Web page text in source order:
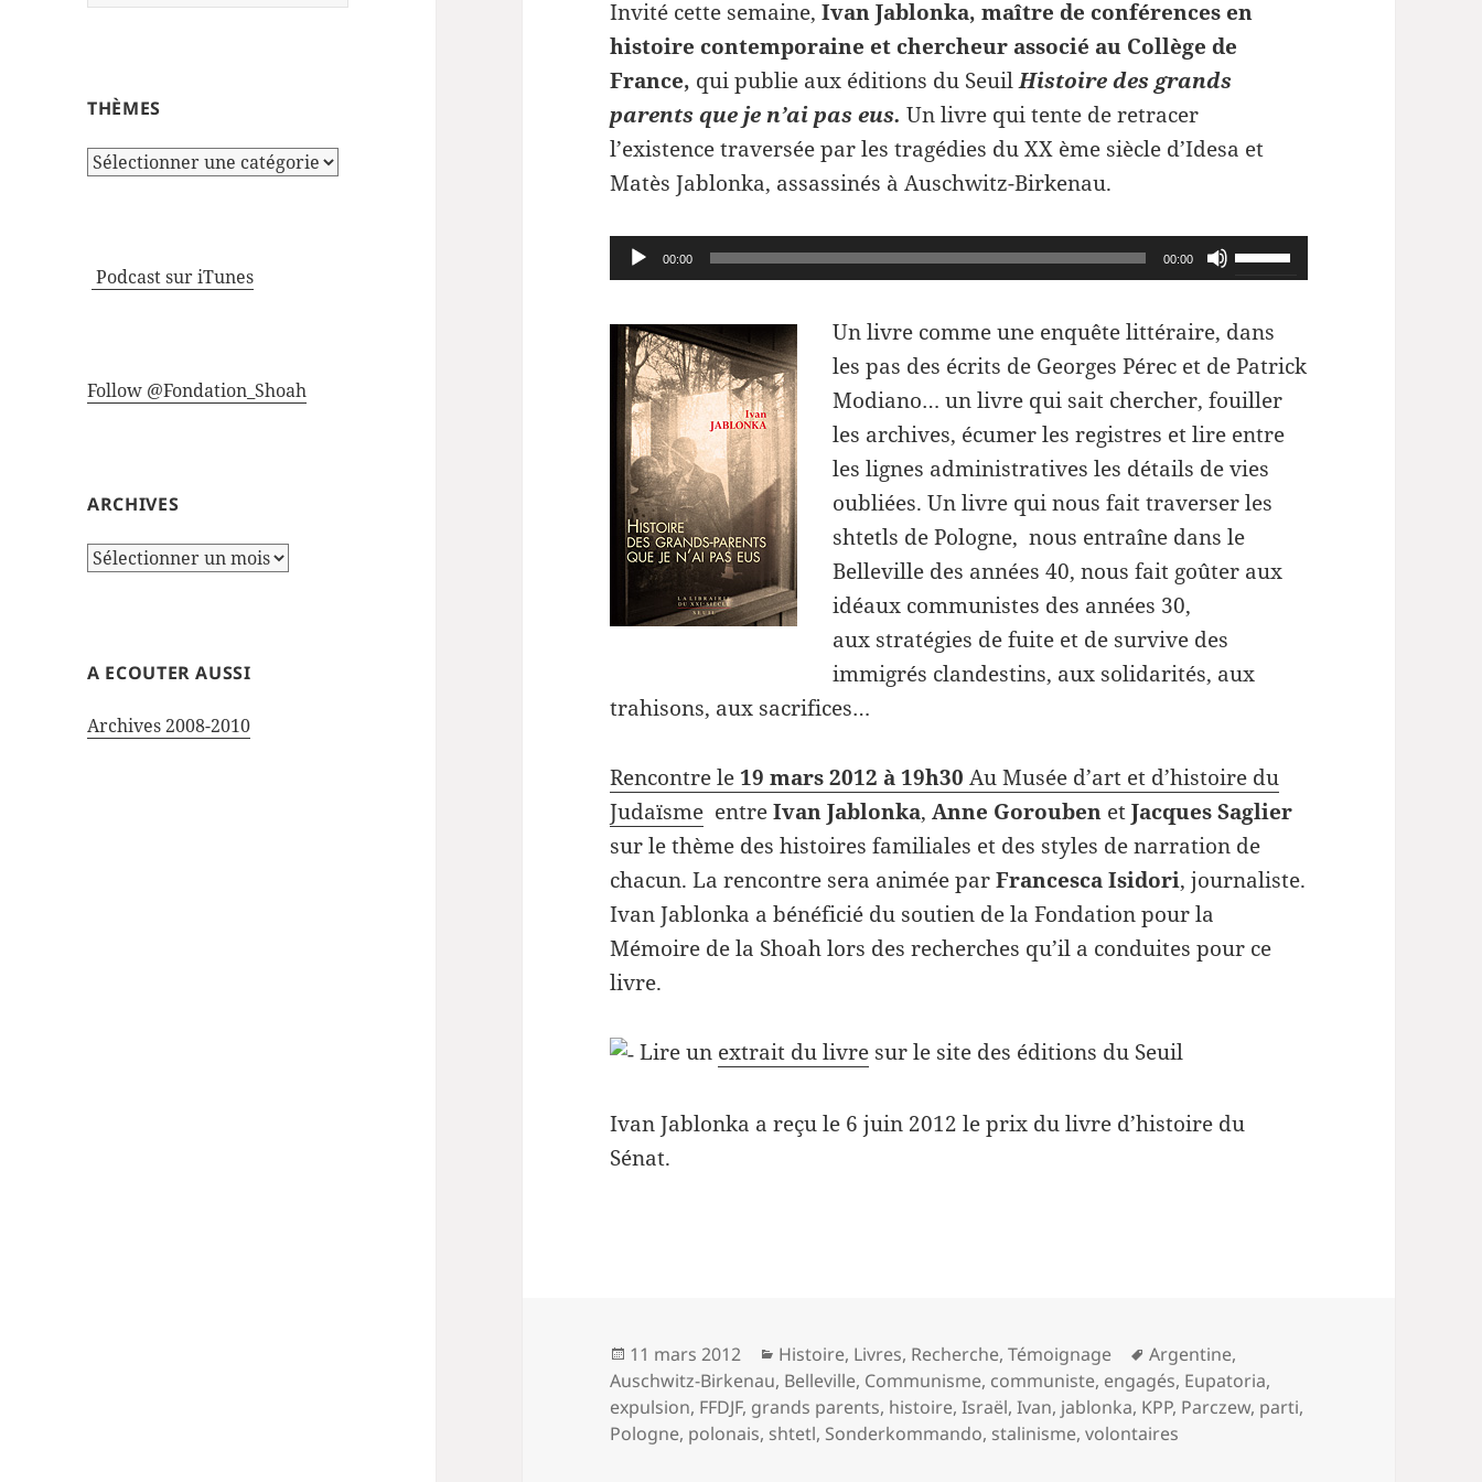
THÈMES
Thèmes
Podcast sur iTunes
Follow @Fondation_Shoah
ARCHIVES
Archives
A ECOUTER AUSSI
Archives 2008-2010
Invité cette semaine, Ivan Jablonka, maître de conférences en
histoire contemporaine et chercheur associé au Collège de
France, qui publie aux éditions du SeuilHistoire des grands
parents que je n’ai pas eus.Un livre qui tente de retracer
l’existencetraversée par les tragédies du XX ème siècle d’Idesa et
Matès Jablonka, assassinés à Auschwitz-Birkenau.
Lecteur
audio
00:00 00:00
Utilisez
les
flèches
haut/bas
pour
ou
diminuer
Un livre comme une enquête littéraire, dans
les pas des écrits de Georges Pérec et de Patrick
Modiano… un livre qui sait chercher, fouiller
les archives, écumer les registres et lire entre
les lignes administratives les détails de vies
oubliées. Un livre qui nous fait traverser les
shtetls de Pologne, nous entraîne dans le
Belleville des années 40,nous fait goûter aux
idéaux communistes des années 30,
aux stratégies de fuite et de survive des
immigrés clandestins, aux solidarités, aux
trahisons, aux sacrifices…
Rencontre le 19 mars 2012 à 19h30 Au Musée d’art et d’histoire du
Judaïsme entreIvan Jablonka, Anne Gorouben etJacques Saglier
sur le thème des histoires familiales et des styles de narration de
chacun. La rencontre sera animée parFrancesca Isidori, journaliste.
Ivan Jablonka a bénéficié du soutien de la Fondation pour la
Mémoire de la Shoah lors des recherches qu’il a conduites pour ce
livre.
Lire un extrait du livre sur le site des éditions du Seuil
Ivan Jablonka a reçu le 6 juin 2012 le prix du livre d’histoire du
Sénat.
Publié
le
11 mars 2012 Catégories
Histoire, Livres, Recherche,Témoignage
Mots-
clés
Argentine,
Auschwitz-Birkenau, Belleville, Communisme, communiste, engagés, Eupatoria,
expulsion, FFDJF, grands parents, histoire,Israël,Ivan, jablonka, KPP, Parczew, parti,
Pologne, polonais, shtetl, Sonderkommando, stalinisme,volontaires